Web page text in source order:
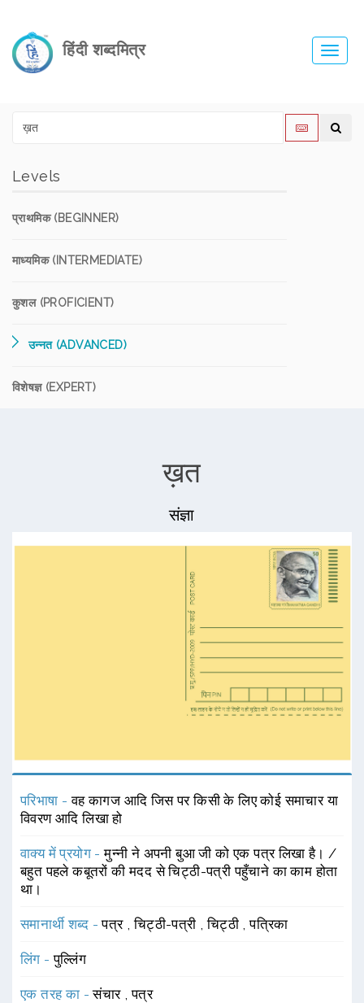
हिंदी शब्दमित्र
Levels
प्राथमिक (BEGINNER)
माध्यमिक (INTERMEDIATE)
कुशल (PROFICIENT)
उन्नत (ADVANCED)
विशेषज्ञ (EXPERT)
ख़त
संज्ञा
परिभाषा -वह कागज आदि जिस पर किसी के लिए कोई समाचार या
विवरण आदि लिखा हो
वाक्य में प्रयोग -मुन्नी ने अपनी बुआ जी को एक पत्र लिखा है। /
बहुत पहले कबूतरों की मदद से चिट्ठी-पत्री पहुँचाने का काम होता
था।
समानार्थी शब्द -पत्र ,चिट्ठी-पत्री ,चिट्ठी ,पत्रिका
लिंग -पुल्लिंग
एक तरह का -संचार ,पत्र